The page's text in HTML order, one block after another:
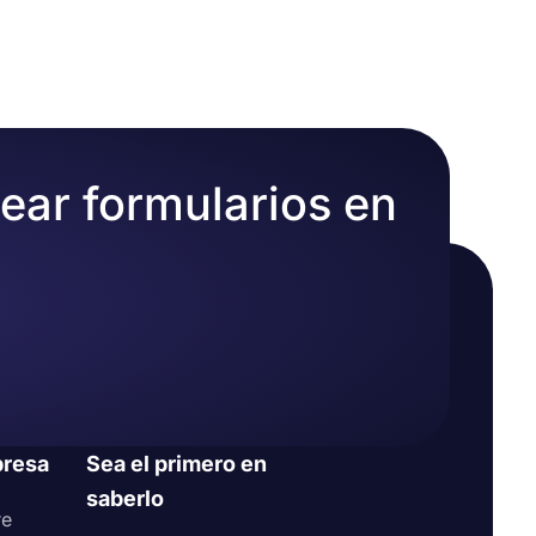
formularios en
Sea el primero en
saberlo